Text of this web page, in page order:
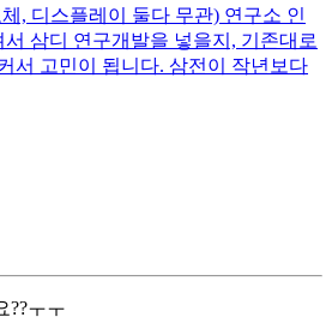
, 디스플레이 둘다 무관) 연구소 인
삼디 연구개발을 넣을지, 기존대로
서 고민이 됩니다. 삼전이 작년보다
??ㅜㅜ